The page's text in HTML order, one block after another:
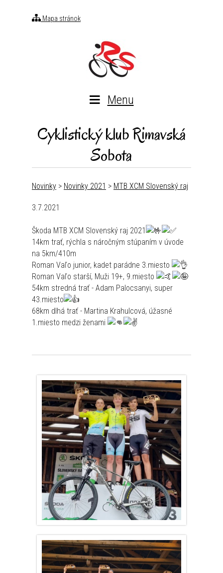
Mapa stránok
Menu
Cyklistický klub Rimavská
Sobota
Novinky > Novinky 2021 > MTB XCM Slovenský raj
3.7.2021
Škoda MTB XCM Slovenský raj 2021
14km trať, rýchla s náročným stúpaním v úvode
na 5km/410m
Roman Vaľo junior, kadet parádne 3.miesto
Roman Vaľo starší, Muži 19+, 9.miesto
54km stredná trať - Adam Palocsanyi, super
43.miesto
68km dlhá trať - Martina Krahulcová, úžasné
1.miesto medzi ženami